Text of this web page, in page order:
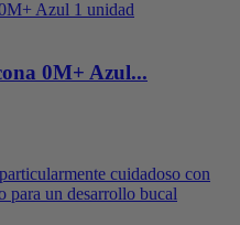
0M+ Azul...
cuidadoso con
para un desarrollo bucal